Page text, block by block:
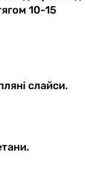
10-15
слайси.